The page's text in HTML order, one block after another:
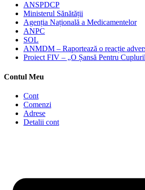
ANSPDCP
Ministerul Sănătății
Agenția Națională a Medicamentelor
ANPC
SOL
ANMDM – Raportează o reacție
Proiect FIV – „O Șansă Pentru
Contul Meu
Cont
Comenzi
Adrese
Detalii cont